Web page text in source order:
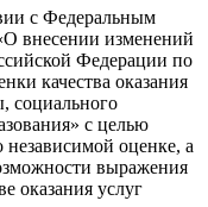
с Федеральным
внесении изменений
Федерации по
качества оказания
социального
с целью
оценке, а
выражения
оказания услуг